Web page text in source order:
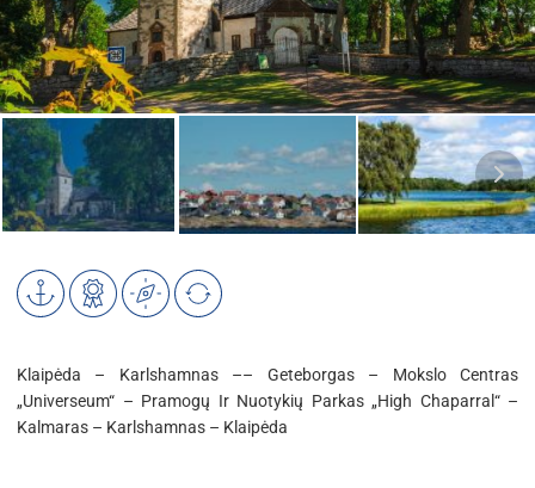
Klaipėda – Karlshamnas –– Geteborgas – Mokslo Centras
„Universeum“ – Pramogų Ir Nuotykių Parkas „High Chaparral“ –
Kalmaras – Karlshamnas – Klaipėda